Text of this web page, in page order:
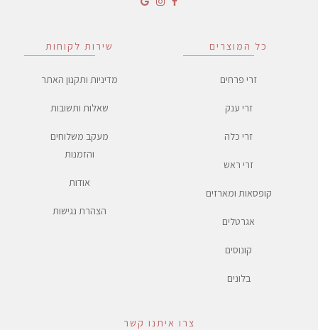
צרו איתנו קשר
כל המוצרים
זרי פרחים
זרי ענק
זרי כלה
זרי ראש
קופסאות ומארזים
אגרטלים
קונוסים
בלונים
שירות לקוחות
מדיניות ותקנון האתר
שאלות ותשובות
מעקב משלוחים
והזמנות
אודות
הצהרת נגישות